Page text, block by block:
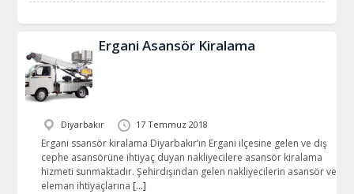
Ergani Asansör Kiralama
Diyarbakır 17 Temmuz 2018
Ergani ssansör kiralama Diyarbakır’ın Ergani ilçesine gelen ve dış
cephe asansörüne ihtiyaç duyan nakliyecilere asansör kiralama
hizmeti sunmaktadır. Şehirdışından gelen nakliyecilerin asansör ve
eleman ihtiyaçlarına […]